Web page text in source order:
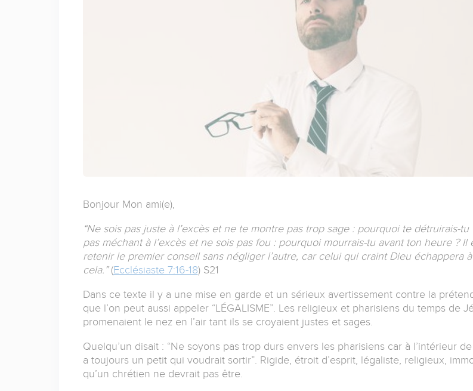
Bonjour Mon ami(e),
“Ne sois pas juste à l’excès et ne te montre pas trop sage : pourquoi te détruirais-tu
pas méchant à l’excès et ne sois pas fou : pourquoi mourrais-tu avant ton heure ? Il
retenir le premier conseil sans négliger l’autre, car celui qui craint Dieu échappera
cela.”(‭‭Ecclésiaste‬ ‭7:16-18)‬ ‭S21‬‬
Dans ce texte il y a une mise en garde et un sérieux avertissement contre la
que l’on peut aussi appeler “LÉGALISME”. Les religieux et pharisiens du temps de
promenaient le nez en l’air tant ils se croyaient justes et sages.
Quelqu’un disait : “Ne soyons pas trop durs envers les pharisiens car à l’intérieur
a toujours un petit qui voudrait sortir”. Rigide, étroit d’esprit, légaliste, religieux,
qu’un chrétien ne devrait pas être.